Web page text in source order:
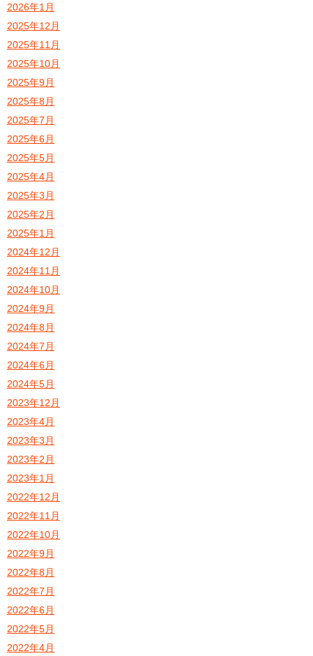
2026年1月
2025年12月
2025年11月
2025年10月
2025年9月
2025年8月
2025年7月
2025年6月
2025年5月
2025年4月
2025年3月
2025年2月
2025年1月
2024年12月
2024年11月
2024年10月
2024年9月
2024年8月
2024年7月
2024年6月
2024年5月
2023年12月
2023年4月
2023年3月
2023年2月
2023年1月
2022年12月
2022年11月
2022年10月
2022年9月
2022年8月
2022年7月
2022年6月
2022年5月
2022年4月